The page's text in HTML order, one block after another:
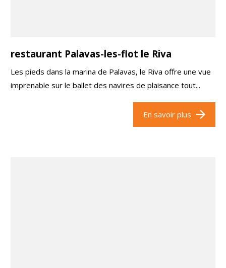
restaurant Palavas-les-flot le Riva
Les pieds dans la marina de Palavas, le Riva offre une vue
imprenable sur le ballet des navires de plaisance tout...
En savoir plus